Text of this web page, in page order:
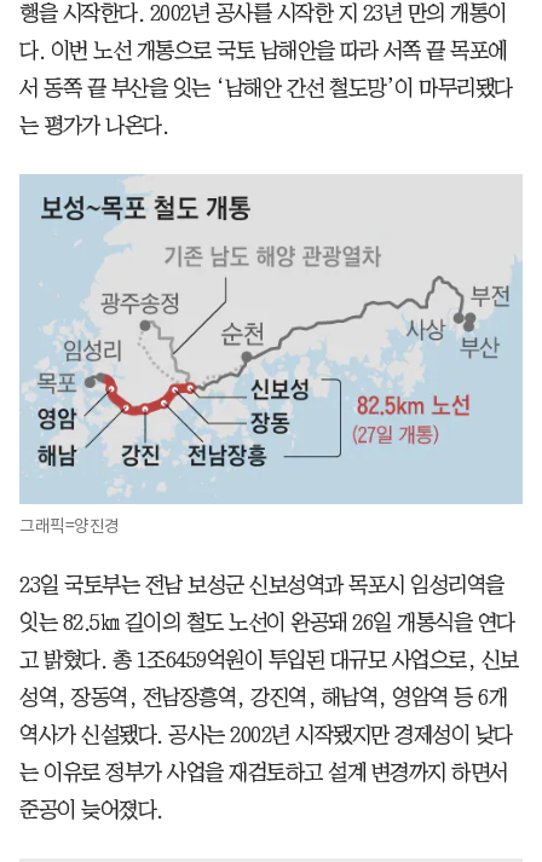
행을 시작한다. 2002년 공사를 시작한 지 23년 만의 개통이
다. 이번 노선 개통으로 국토 남해안을 따라 서쪽 끝 목포에
서 동쪽 끝 부산을 잇는 ‘남해안 간선 철도망’이 마무리됐다
는 평가가 나온다.
그래픽=양진경
23일 국토부는 전남 보성군 신보성역과 목포시 임성리역을
잇는 82.5㎞ 길이의 철도 노선이 완공돼 26일 개통식을 연다
고 밝혔다. 총 1조6459억원이 투입된 대규모 사업으로, 신보
성역, 장동역, 전남장흥역, 강진역, 해남역, 영암역 등 6개
역사가 신설됐다. 공사는 2002년 시작됐지만 경제성이 낮다
는 이유로 정부가 사업을 재검토하고 설계 변경까지 하면서
준공이 늦어졌다.